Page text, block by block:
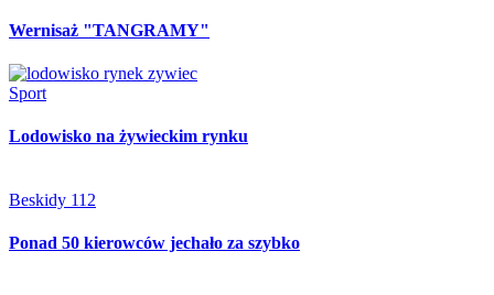
Wernisaż "TANGRAMY"
Sport
Lodowisko na żywieckim rynku
Beskidy 112
Ponad 50 kierowców jechało za szybko